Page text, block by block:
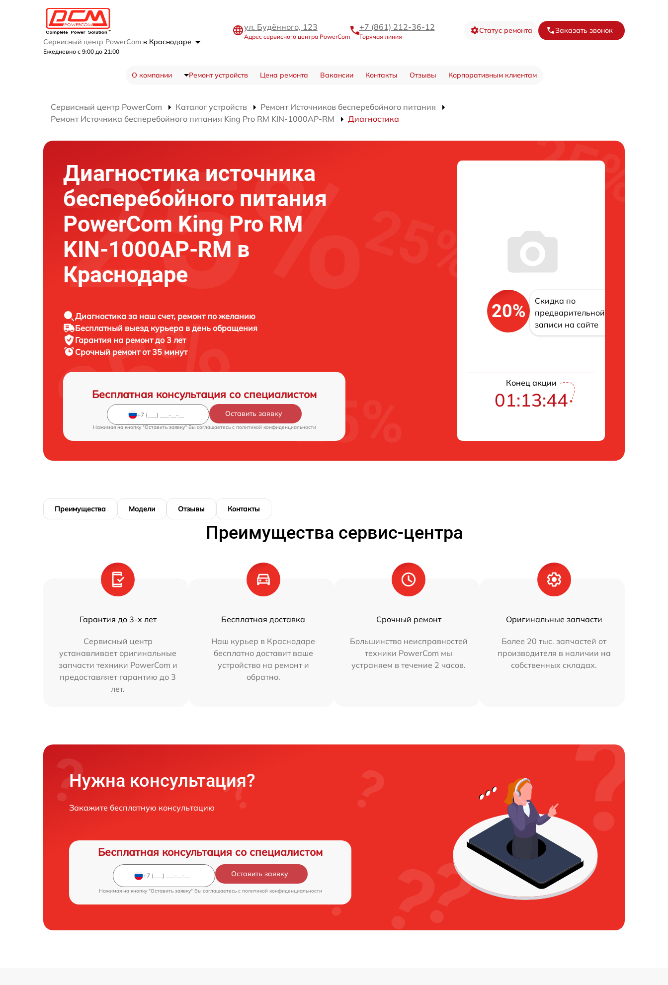
Сервисный центр PowerCom в Краснодаре
Ежедневно с 9:00 до 21:00
ул. Будённого, 123
Адрес сервисного центра PowerCom
+7 (861) 212-36-12
Горячая линия
Статус ремонта Заказать звонок
О компании Ремонт устройств Цена ремонта Вакансии Контакты Отзывы Корпоративным клиентам
Сервисный центр PowerCom Каталог устройств
Ремонт Источников бесперебойного питания
Ремонт Источника бесперебойного питания King Pro RM KIN-1000AP-RM
Диагностика
Диагностика источника
бесперебойного питания
PowerCom King Pro RM
KIN-1000AP-RM в
Краснодаре
Диагностика за наш счет, ремонт по желанию
Бесплатный выезд курьера в день обращения
Гарантия на ремонт до 3 лет
Срочный ремонт от 35 минут
Бесплатная консультация со специалистом
Оставить заявку
Нажимая на кнопку "Оставить заявку" Вы соглашаетесь c политикой конфиденциальности
20%
Скидка по
предварительной
записи на сайте
Конец акции
01:13:43
Преимущества Модели Отзывы Контакты
Преимущества сервис-центра
Гарантия до 3-х лет
Сервисный центр
устанавливает оригинальные
запчасти техники PowerCom и
предоставляет гарантию до 3
лет.
Бесплатная доставка
Наш курьер в Краснодаре
бесплатно доставит ваше
устройство на ремонт и
обратно.
Срочный ремонт
Большинство неисправностей
техники PowerCom мы
устраняем в течение 2 часов.
Оригинальные запчасти
Более 20 тыс. запчастей от
производителя в наличии на
собственных складах.
Нужна консультация?
Закажите бесплатную консультацию
Бесплатная консультация со специалистом
Оставить заявку
Нажимая на кнопку "Оставить заявку" Вы соглашаетесь c политикой конфиденциальности